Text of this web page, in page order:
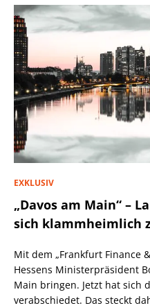
EXKLUSIV
„Davos am Main“ –
sich klammheimlich
Mit dem „Frankfurt Finance
Hessens Ministerpräsident
Main bringen. Jetzt hat sich
verabschiedet. Das steckt